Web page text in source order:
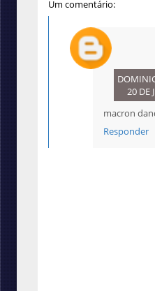
Um comentário:
20 DE
macron
Responder